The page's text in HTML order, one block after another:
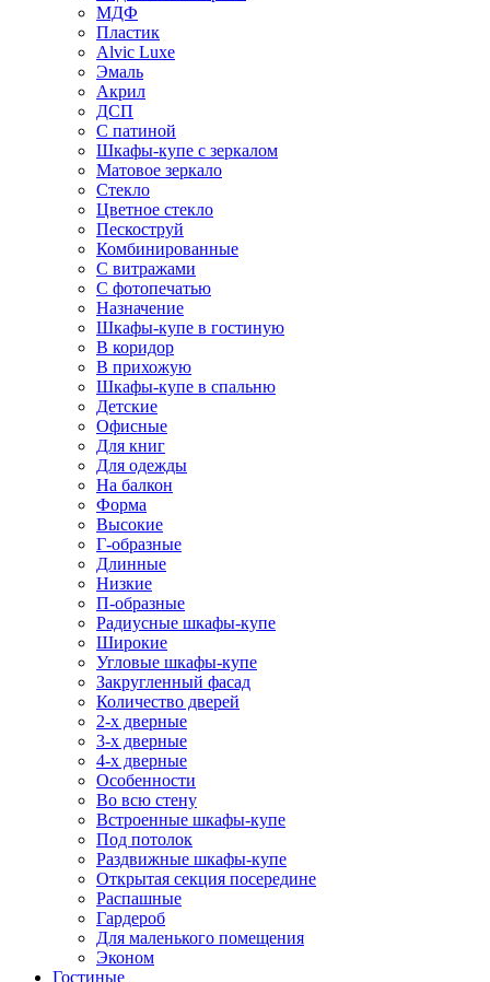
МДФ
Пластик
Alvic Luxe
Эмаль
Акрил
ДСП
С патиной
Шкафы-купе с зеркалом
Матовое зеркало
Стекло
Цветное стекло
Пескоструй
Комбинированные
С витражами
С фотопечатью
Назначение
Шкафы-купе в гостиную
В коридор
В прихожую
Шкафы-купе в спальню
Детские
Офисные
Для книг
Для одежды
На балкон
Форма
Высокие
Г-образные
Длинные
Низкие
П-образные
Радиусные шкафы-купе
Широкие
Угловые шкафы-купе
Закругленный фасад
Количество дверей
2-х дверные
3-х дверные
4-х дверные
Особенности
Во всю стену
Встроенные шкафы-купе
Под потолок
Раздвижные шкафы-купе
Открытая секция посередине
Распашные
Гардероб
Для маленького помещения
Эконом
Гостиные